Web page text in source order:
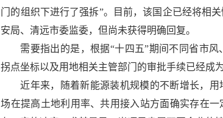
门的组织下进行了强拆”。目前，该国企已经将相
安局、清远市委监委，但尚未获得明确回复。
需要指出的是，根据“十四五”期间不同省市
拐点坐标以及用地相关主管部门的审批手续已经成
近年来，随着新能源装机规模的不断增长，
场在提高土地利用率、共用接入站方面确实存在